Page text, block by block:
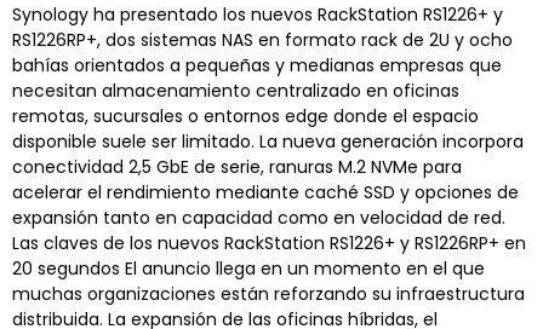
Synology ha presentado los nuevos RackStation RS1226+ y
RS1226RP+, dos sistemas NAS en formato rack de 2U y ocho
bahías orientados a pequeñas y medianas empresas que
necesitan almacenamiento centralizado en oficinas
remotas, sucursales o entornos edge donde el espacio
disponible suele ser limitado. La nueva generación incorpora
conectividad 2,5 GbE de serie, ranuras M.2 NVMe para
acelerar el rendimiento mediante caché SSD y opciones de
expansión tanto en capacidad como en velocidad de red.
Las claves de los nuevos RackStation RS1226+ y RS1226RP+ en
20 segundos El anuncio llega en un momento en el que
muchas organizaciones están reforzando su infraestructura
distribuida. La expansión de las oficinas híbridas, el